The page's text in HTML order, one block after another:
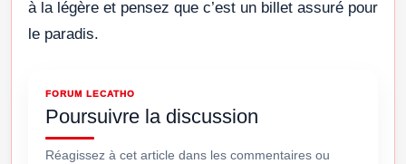
à la légère et pensez que c’est un billet assuré pour
le paradis.
FORUM LECATHO
Poursuivre la discussion
Réagissez à cet article dans les commentaires ou